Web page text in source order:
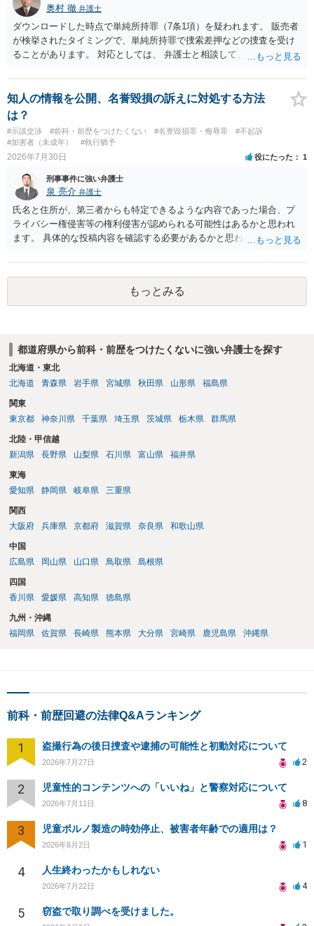
奥村 徹 弁護士
ダウンロードした時点で単純所持罪（7条1項）を疑われます。 販売者
が検挙されたタイミングで、単純所持罪で捜索差押などの捜査を受け
ることがあります。 対応としては、 弁護士と相談して、 児童ポルノ
談しておく などが考えられます。
知人の情報を公開、名誉毀損の訴えに対処する方法
は？
#示談交渉 #前科・前歴をつけたくない #名誉毀損罪・侮辱罪
#不起訴
#加害者（未成年）
#執行猶予
2026年7月30日 役にたった 1
刑事事件に強い弁護士
泉 亮介 弁護士
氏名と住所が、第三者からも特定できるような内容であった場合、プ
ライバシー権侵害等の権利侵害が認められる可能性はあるかと思われ
ます。 具体的な投稿内容を確認する必要があるかと思われますので、
でしょう。
もっとみる
都道府県から前科・前歴をつけたくないに強い弁護士を探す
北海道・東北
北海道
青森県 岩手県 宮城県 秋田県 山形県 福島県
関東
東京都
神奈川県 千葉県 埼玉県 茨城県 栃木県 群馬県
北陸・甲信越
新潟県
長野県 山梨県 石川県 富山県 福井県
東海
愛知県
静岡県 岐阜県 三重県
関西
大阪府
兵庫県 京都府 滋賀県 奈良県 和歌山県
中国
広島県
岡山県 山口県 鳥取県 島根県
四国
香川県
愛媛県 高知県 徳島県
九州・沖縄
福岡県
佐賀県 長崎県 熊本県 大分県 宮崎県 鹿児島県 沖縄県
前科・前歴回避の法律Q&Aランキング
1 盗撮行為の後日捜査や逮捕の可能性と初動対応について
2026年7月27日 2
2 児童性的コンテンツへの「いいね」と警察対応について
2026年7月11日 8
3 児童ポルノ製造の時効停止、被害者年齢での適用は？
2026年8月2日 1
4 人生終わったかもしれない
2026年7月22日 4
5 窃盗で取り調べを受けました。